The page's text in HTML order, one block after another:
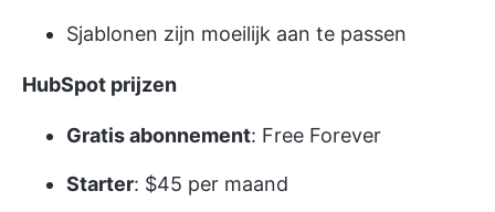
Sjablonen zijn moeilijk aan te passen
HubSpot prijzen
Gratis abonnement: Free Forever
Starter: $45 per maand